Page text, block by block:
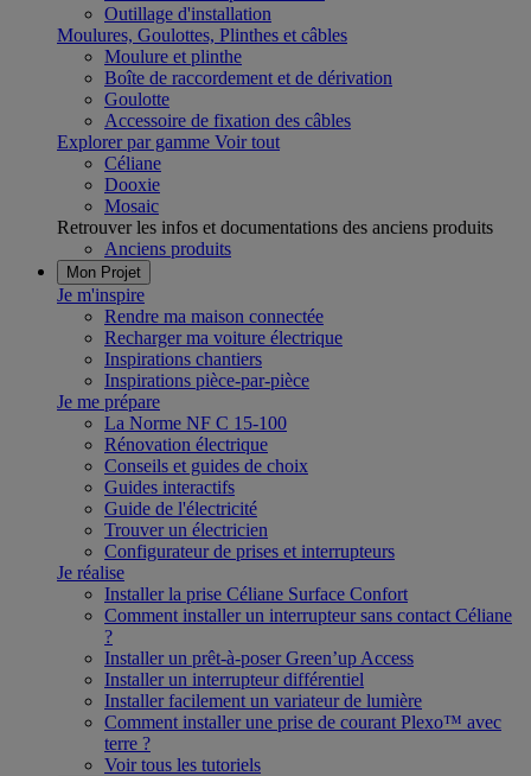
Outillage d'installation
Moulures, Goulottes, Plinthes et câbles
Moulure et plinthe
Boîte de raccordement et de dérivation
Goulotte
Accessoire de fixation des câbles
Explorer par gamme Voir tout
Céliane
Dooxie
Mosaic
Retrouver les infos et documentations des anciens produits
Anciens produits
Mon Projet
Je m'inspire
Rendre ma maison connectée
Recharger ma voiture électrique
Inspirations chantiers
Inspirations pièce-par-pièce
Je me prépare
La Norme NF C 15-100
Rénovation électrique
Conseils et guides de choix
Guides interactifs
Guide de l'électricité
Trouver un électricien
Configurateur de prises et interrupteurs
Je réalise
Installer la prise Céliane Surface Confort
Comment installer un interrupteur sans contact Céliane
?
Installer un prêt-à-poser Green’up Access
Installer un interrupteur différentiel
Installer facilement un variateur de lumière
Comment installer une prise de courant Plexo™ avec
terre ?
Voir tous les tutoriels